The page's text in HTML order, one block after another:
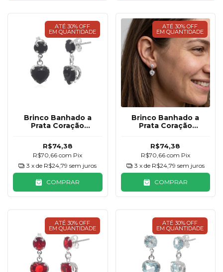
ATÉ 30% OFF
EM QUANTIDADE
Brinco Banhado a
Prata Coração
R$74,38
R$70,66com Pix
3 x de R$24,79 sem juros
COMPRAR
ATÉ 30% OFF
EM QUANTIDADE
Brinco Banhado a
Prata Coração
R$74,38
R$70,66 com Pix
3 x de R$24,79 sem juros
COMPRAR
ATÉ 30% OFF
EM QUANTIDADE
ATÉ 30% OFF
EM QUANTIDADE